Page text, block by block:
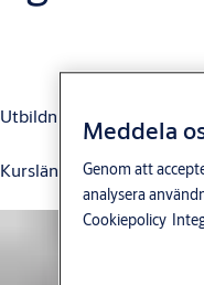
Utbildning inom ASSA
Kurslängd: 4 timmar.
Meddela
Genom att
analysera
Cookiepolicy